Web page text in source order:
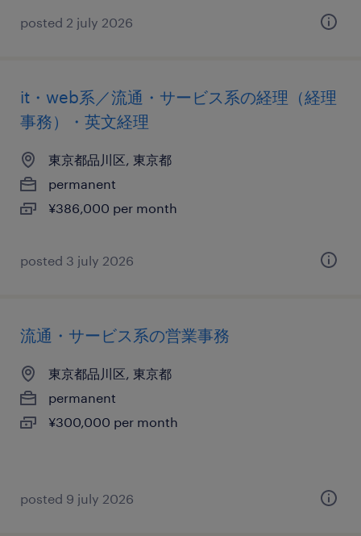
posted 2 july 2026
it・web系／流通・サービス系の経理（経理
事務）・英文経理
東京都品川区, 東京都
permanent
¥386,000 per month
posted 3 july 2026
流通・サービス系の営業事務
東京都品川区, 東京都
permanent
¥300,000 per month
posted 9 july 2026